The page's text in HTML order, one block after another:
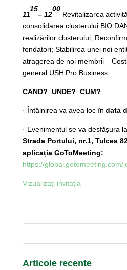
11
15
– 12
00
Revitalizarea
consolidarea clusterului BIO
realizărilor clusterului;
fondatori; Stabilirea unei noi
atragerea de noi membrii –
general USH Pro Business.
CAND? UNDE? CUM?
· Întâlnirea va avea loc în data
· Evenimentul se va desfășura la
Strada Portului, nr.1, Tulcea
aplicația GoToMeeting:
https://global.gotomeeting.com/
Vizualizați invitația
Articole recente